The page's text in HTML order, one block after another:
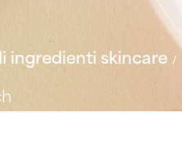
ingredienti skincare